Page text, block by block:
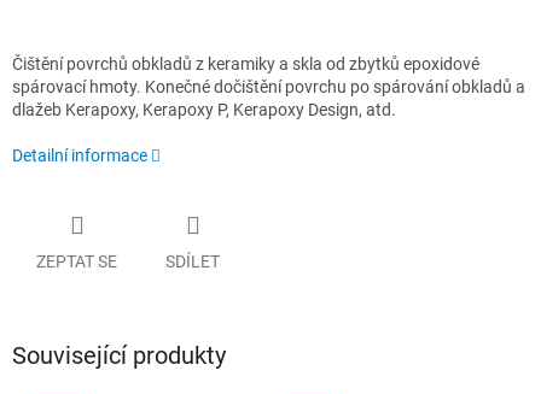
Čištění povrchů obkladů z keramiky a skla od zbytků epoxidové
spárovací hmoty. Konečné dočištění povrchu po spárování obkladů a
dlažeb Kerapoxy, Kerapoxy P, Kerapoxy Design, atd.
Detailní informace
ZEPTAT SE SDÍLET
Související produkty